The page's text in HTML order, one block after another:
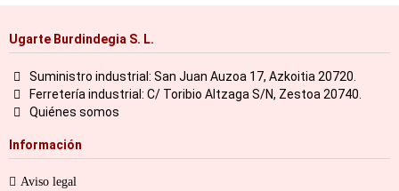
Ugarte Burdindegia S. L.
Suministro industrial: San Juan Auzoa 17, Azkoitia 20720.
Ferretería industrial: C/ Toribio Altzaga S/N, Zestoa 20740.
Quiénes somos
Información
Aviso legal